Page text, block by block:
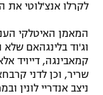
מדיניות פרטיות
ספורט אתגרי
אומנויות לחימה
גיימינג E-Sports
לקרלו אנצ'לוטי את
המאמן האיטלקי
וג'וד בלינגהאם
קמאבינגה, דייויד
שריר, וכן לדני